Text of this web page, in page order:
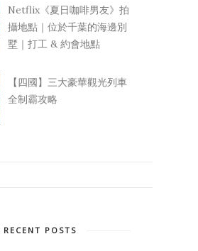
Netflix《夏日咖啡男友》拍
攝地點｜位於千葉的海邊別
墅｜打工 & 約會地點
【四國】三大豪華觀光列車
全制霸攻略
RECENT POSTS